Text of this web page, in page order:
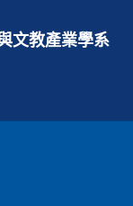
文教產業學系